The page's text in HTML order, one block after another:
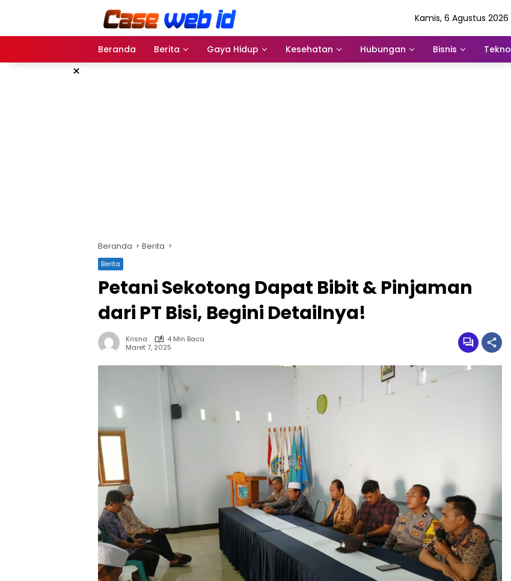
Kamis, 6 Agustus 2026
Beranda Berita Gaya Hidup Kesehatan Hubungan Bisnis Tekno
×
Beranda Berita
Berita
Petani Sekotong Dapat Bibit & Pinjaman
dari PT Bisi, Begini Detailnya!
Krisna
4 Min Baca
Maret 7, 2025